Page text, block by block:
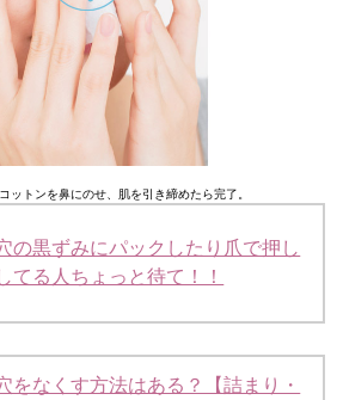
ットンを鼻にのせ、肌を引き締めたら完了。
の黒ずみにパックしたり爪で押し
てる人ちょっと待て！！
をなくす方法はある？【詰まり・